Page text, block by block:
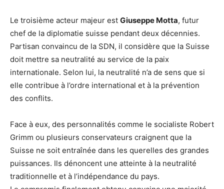
Le troisième acteur majeur est Giuseppe Motta, futur
chef de la diplomatie suisse pendant deux décennies.
Partisan convaincu de la SDN, il considère que la Suisse
doit mettre sa neutralité au service de la paix
internationale. Selon lui, la neutralité n’a de sens que si
elle contribue à l’ordre international et à la prévention
des conflits.
Face à eux, des personnalités comme le socialiste Robert
Grimm ou plusieurs conservateurs craignent que la
Suisse ne soit entraînée dans les querelles des grandes
puissances. Ils dénoncent une atteinte à la neutralité
traditionnelle et à l’indépendance du pays.